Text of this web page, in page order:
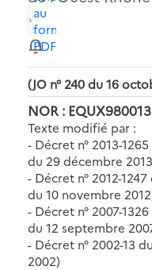
au
format
PDF
(JO n° 240 du 16
NOR :
Texte modifié par :
- Décret n° 2013-
du 29 décembre
- Décret n° 2012-
du 10 novembre
- Décret n° 2007-
du 12 septembre
- Décret n° 2002-13
2002)